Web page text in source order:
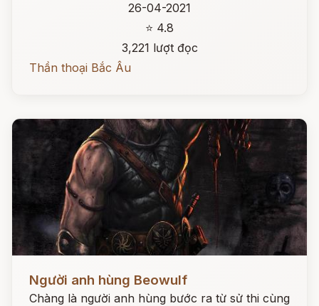
26-04-2021
⭐ 4.8
3,221 lượt đọc
Thần thoại Bắc Âu
Người anh hùng Beowulf
Chàng là người anh hùng bước ra từ sử thi cùng